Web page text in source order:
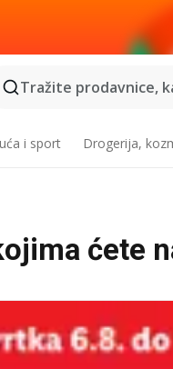
Tražite prodavnice,
i sport Drogerija,
ćete